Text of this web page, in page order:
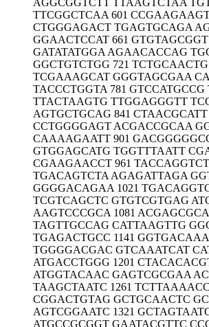
AGGCGGTCTT TTAAGTCTAA
TTCGGCTCAA 601
CTGGGAGACT TGAGTGCAGA
GGAACTCCAT 661
GATATATGGA AGAACACCAG
GGCTGTCTGG 721
TCGAAAGCAT GGGTAGCGAA
TACCCTGGTA 781
TTACTAAGTG TTGGAGGGTT
AGTGCTGCAG 841
CCTGGGGAGT ACGACCGCAA
CAAAAGAATT 901
GTGGAGCATG TGGTTTAATT
CGAAGAACCT 961
TGACAGTCTA AGAGATTAGA
GGGGACAGAA 1021
TCGTCAGCTC GTGTCGTGAG
AAGTCCCGCA 1081
TAGTTGCCAG CATTAAGTTG
TGAGACTGCC 1141
TGGGGACGAC GTCAAATCAT
ATGACCTGGG 1201
ATGGTACAAC GAGTCGCGAA
TAAGCTAATC 1261
CGGACTGTAG GCTGCAACTC
AGTCGGAATC 1321
ATGCCGCGGT GAATACGTTC